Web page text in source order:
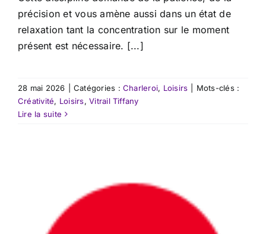
précision et vous amène aussi dans un état de
relaxation tant la concentration sur le moment
présent est nécessaire. [...]
28 mai 2026 Catégories :Charleroi, Loisirs
Mots-clés :
Créativité, Loisirs,Vitrail Tiffany
Lire la suite